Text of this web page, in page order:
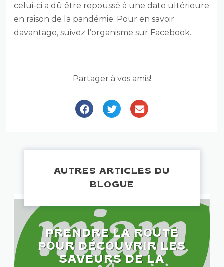
celui-ci a dû être repoussé à une date ultérieure
en raison de la pandémie. Pour en savoir
davantage, suivez l’organisme sur Facebook.
Partager à vos amis!
AUTRES ARTICLES DU
BLOGUE
PRENDRE LA ROUTE
POUR DÉCOUVRIR LES
SAVEURS DE LA